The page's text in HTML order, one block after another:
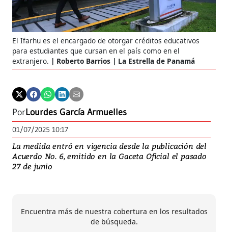
El Ifarhu es el encargado de otorgar créditos educativos
para estudiantes que cursan en el país como en el
extranjero.
Roberto Barrios | La Estrella de Panamá
PorLourdes García Armuelles
01/07/2025 10:17
La medida entró en vigencia desde la publicación del
Acuerdo No. 6, emitido en la Gaceta Oficial el pasado
27 de junio
Encuentra más de nuestra cobertura en los resultados
de búsqueda.